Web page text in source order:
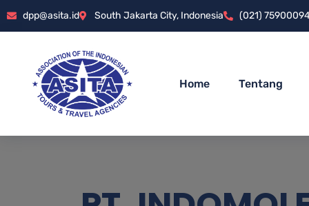
dpp@asita.id South Jakarta City, Indonesia (021)
Home Tentang